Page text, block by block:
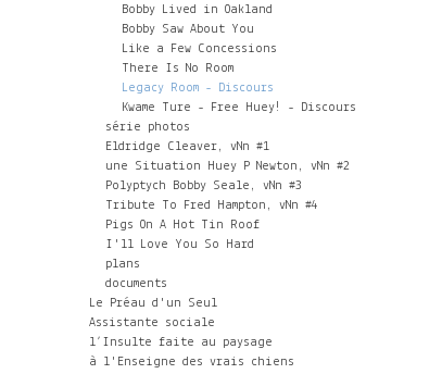
Bobby Lived in Oakland
Bobby Saw About You
Like a Few Concessions
There Is No Room
Legacy Room - Discours
Kwame Ture - Free Huey! - Discours
série photos
Eldridge Cleaver, vNn #1
une Situation Huey P Newton, vNn #2
Polyptych Bobby Seale, vNn #3
Tribute To Fred Hampton, vNn #4
Pigs On A Hot Tin Roof
I'll Love You So Hard
plans
documents
Le Préau d'un Seul
Assistante sociale
l’Insulte faite au paysage
à l'Enseigne des vrais chiens